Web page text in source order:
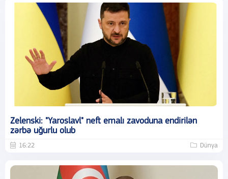
Zelenski: "Yaroslavl" neft emalı zavoduna endirilən
zərbə uğurlu olub
16:22 Dünya